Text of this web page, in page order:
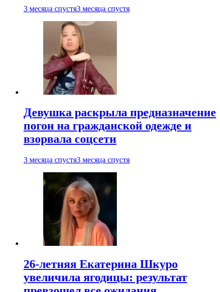
3 месяца спустя3 месяца спустя
Девушка раскрыла предназначение
погон на гражданской одежде и
взорвала соцсети
3 месяца спустя3 месяца спустя
26-летняя Екатерина Шкуро
увеличила ягодицы: результат